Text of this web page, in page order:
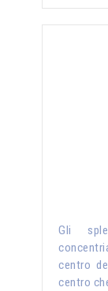
Gli
centro
centro